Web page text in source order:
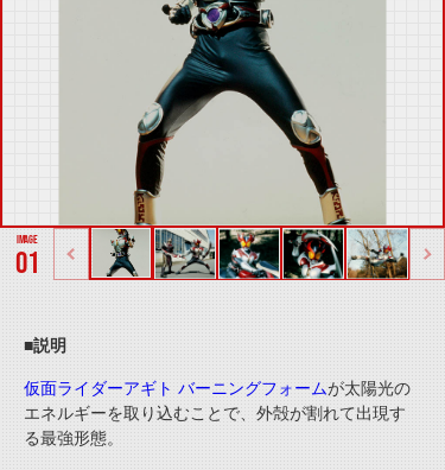
01
■説明
仮面ライダーアギト バーニングフォームが太陽光の
エネルギーを取り込むことで、外殻が割れて出現す
る最強形態。